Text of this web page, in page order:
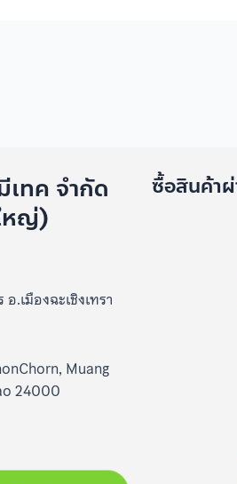
เทค จำกัด
หญ่)
.เมืองฉะเชิงเทรา
Muang
24000
ซื้อสินค้า